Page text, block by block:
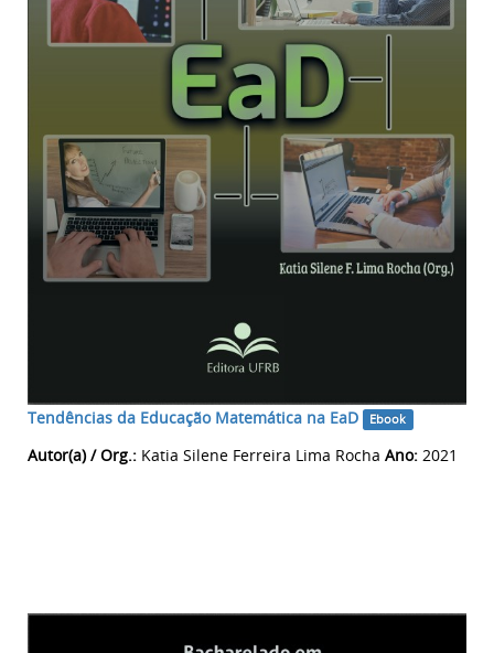
Tendências da Educação Matemática na EaD Ebook
Autor(a) / Org.: Katia Silene Ferreira Lima Rocha Ano: 2021